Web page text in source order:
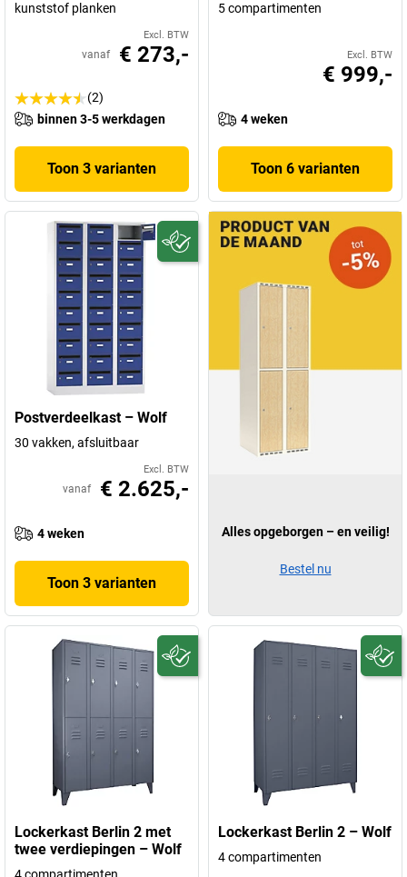
kunststof planken
Excl. BTW
vanaf € 273,-
(2)
binnen 3-5 werkdagen
Toon 3 varianten
5 compartimenten
Excl. BTW
€ 999,-
4 weken
Toon 6 varianten
Postverdeelkast – Wolf
30 vakken, afsluitbaar
Excl. BTW
vanaf € 2.625,-
4 weken
Toon 3 varianten
Lockerkast Berlin 2 met
twee verdiepingen – Wolf
Lockerkast Berlin 2 – Wolf
4 compartimenten
Alles opgeborgen – en veilig!
Bestel nu